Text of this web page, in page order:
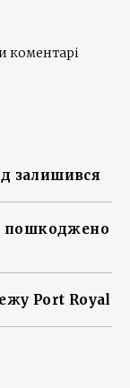
коментарі
залишився
пошкоджено
Port Royal